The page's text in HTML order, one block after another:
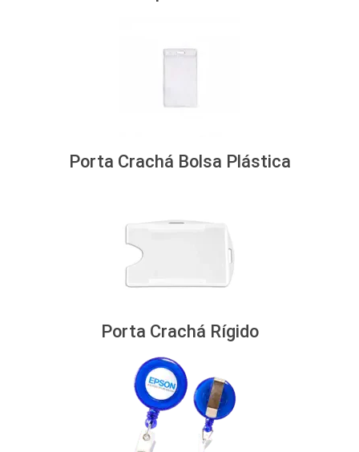
Porta Crachá Bolsa Plástica
Porta Crachá Rígido